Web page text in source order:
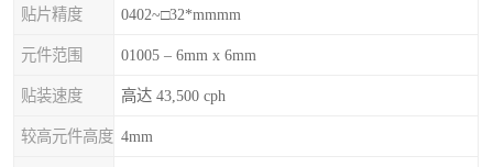
贴片精度 0402~□32*mmmm
元件范围 01005 – 6mm x 6mm
贴装速度 高达 43,500 cph
较高元件高度 4mm